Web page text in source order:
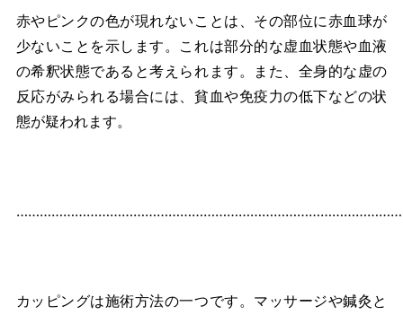
赤やピンクの色が現れないことは、その部位に赤血球が
少ないことを示します。これは部分的な虚血状態や血液
の希釈状態であると考えられます。また、全身的な虚の
反応がみられる場合には、貧血や免疫力の低下などの状
態が疑われます。
カッピングは施術方法の一つです。マッサージや鍼灸と